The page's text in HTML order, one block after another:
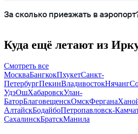
За сколько приезжать в
Куда ещё летают из
Смотреть все
МоскваБангкокПхукетСанкт-
ПетербургПекинВладивостокНячанг
УдэОшХабаровскУлан-
БаторБлаговещенскОмскФергана
АлтайскБодайбоПетропавловск-
СахалинскБратскМанила